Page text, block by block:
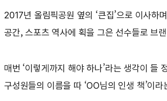
2017년 올림픽공원 옆의 ‘큰집’으로 이사
공간, 스포츠 역사에 획을 그은 선수들로 브
매번 ‘이렇게까지 해야 하나’라는 생각이 들
구성원들의 이름을 따 ‘OO님의 인생 책’이